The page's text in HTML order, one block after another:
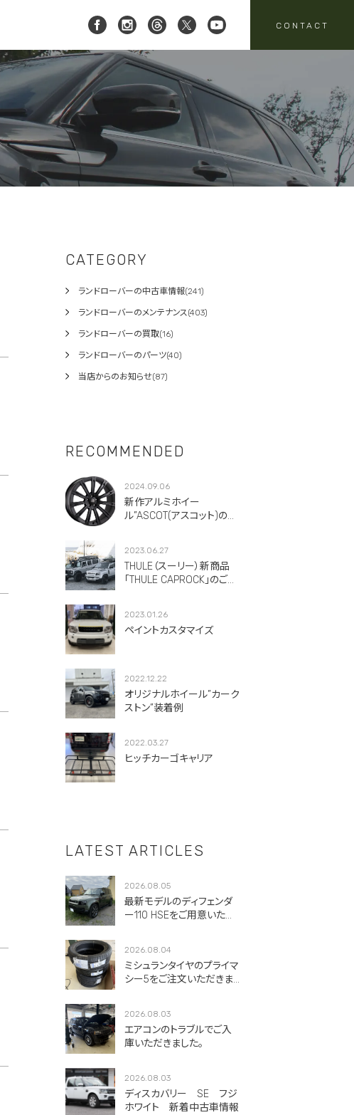
会社概要 スタッフニュース
注文販売 買取
CONTACT
[ レイブリック三郷店 ]
048-951-4136
10:00-18:00 定休日:水曜日
注文販売のお問い合わせ
パーツ・アクセサリーの
お問い合わせ
CATEGORY
ランドローバーの中古車情報(241)
ランドローバーのメンテナンス(403)
ランドローバーの買取(16)
ランドローバーのパーツ(40)
当店からのお知らせ(87)
RECOMMENDED
2024.09.06
新作アルミホイー
ル”ASCOT(アスコット)のご
2023.06.27
THULE（スーリー）新商品
「THULE CAPROCK」のご紹
2023.01.26
ペイントカスタマイズ
2022.12.22
オリジナルホイール”カーク
ストン”装着例
2022.03.27
ヒッチカーゴキャリア
LATEST ARTICLES
2026.08.05
最新モデルのディフェンダ
ー110 HSEをご用意いただ
2026.08.04
ミシュランタイヤのプライマ
シー5をご注文いただきま
2026.08.03
エアコンのトラブルでご入
庫いただきました。
2026.08.03
ディスカバリー SE フジ
ホワイト 新着中古車情報